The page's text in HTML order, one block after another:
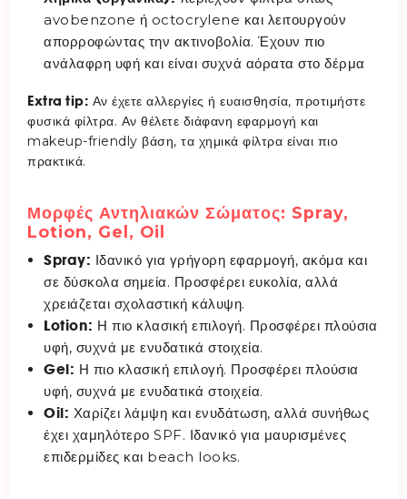
avobenzone ή octocrylene και λειτουργούν
απορροφώντας την ακτινοβολία. Έχουν πιο
ανάλαφρη υφή και είναι συχνά αόρατα στο δέρμα
Extra tip: Αν έχετε αλλεργίες ή ευαισθησία, προτιμήστε
φυσικά φίλτρα. Αν θέλετε διάφανη εφαρμογή και
makeup-friendly βάση, τα χημικά φίλτρα είναι πιο
πρακτικά.
Μορφές Αντηλιακών Σώματος: Spray,
Lotion, Gel, Oil
Spray: Ιδανικό για γρήγορη εφαρμογή, ακόμα και
σε δύσκολα σημεία. Προσφέρει ευκολία, αλλά
χρειάζεται σχολαστική κάλυψη.
Lotion: Η πιο κλασική επιλογή. Προσφέρει πλούσια
υφή, συχνά με ενυδατικά στοιχεία.
Gel: Η πιο κλασική επιλογή. Προσφέρει πλούσια
υφή, συχνά με ενυδατικά στοιχεία.
Oil: Χαρίζει λάμψη και ενυδάτωση, αλλά συνήθως
έχει χαμηλότερο SPF. Ιδανικό για μαυρισμένες
επιδερμίδες και beach looks.